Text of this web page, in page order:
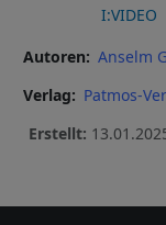
I:VIDEO
Autoren Anselm
Verlag
Patmos-
Erstellt: